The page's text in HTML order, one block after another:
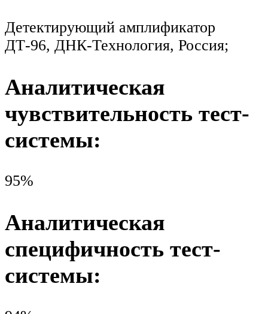
Детектирующий амплификатор
ДТ-96, ДНК-Технология, Россия;
Аналитическая
чувствительность тест-
системы:
95%
Аналитическая
специфичность тест-
системы: